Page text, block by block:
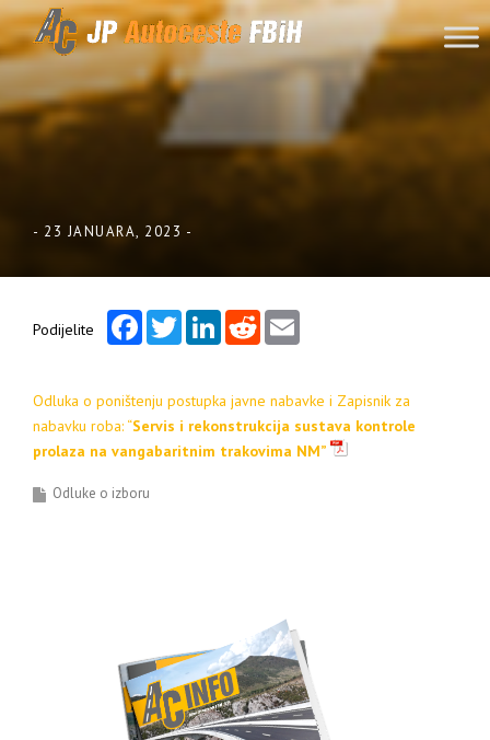
Skip to content
- 23 JANUARA, 2023 -
Podijelite
FacebookTwitterLinkedInReddit
Odluka o poništenju postupka javne nabavke i Zapisnik za
nabavku roba: “Servis i rekonstrukcija sustava kontrole
prolaza na vangabaritnim trakovima NM”
Odluke o izboru